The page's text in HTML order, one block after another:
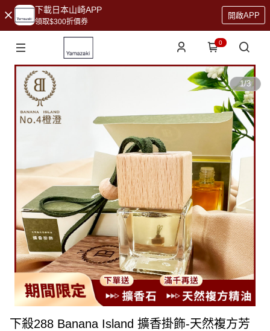
下載日本山崎APP
領取$300折價券
開啟APP
0
1/3
下殺288 Banana Island 擴香掛飾-天然複方芳